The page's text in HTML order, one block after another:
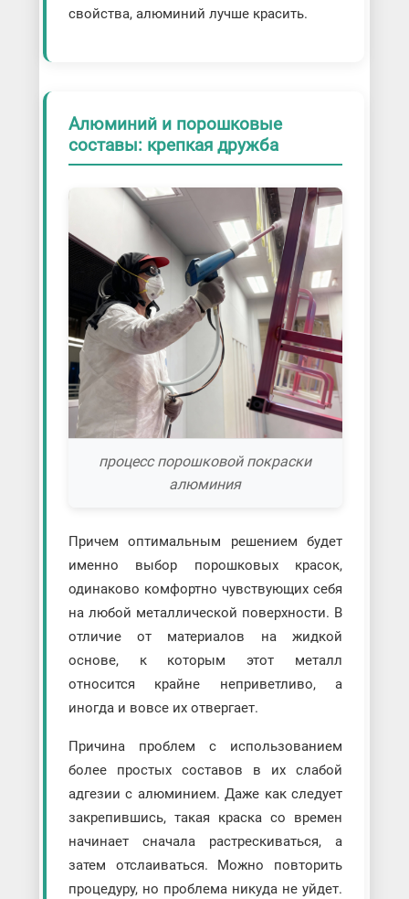
свойства, алюминий лучше красить.
Алюминий и порошковые
составы: крепкая дружба
процесс порошковой покраски
алюминия
Причем оптимальным решением будет
именно выбор порошковых красок,
одинаково комфортно чувствующих себя
на любой металлической поверхности. В
отличие от материалов на жидкой
основе, к которым этот металл
относится крайне неприветливо, а
иногда и вовсе их отвергает.
Причина проблем с использованием
более простых составов в их слабой
адгезии с алюминием. Даже как следует
закрепившись, такая краска со времен
начинает сначала растрескиваться, а
затем отслаиваться. Можно повторить
процедуру, но проблема никуда не уйдет.